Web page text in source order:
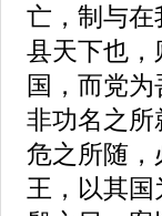
亡，制与
县天下也
国，而党
非功名之
危之所随
王，以其